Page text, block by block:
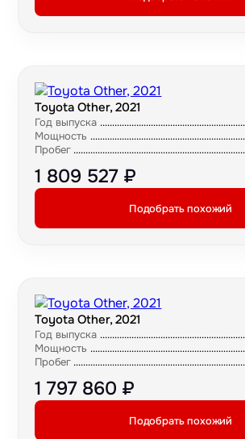
Toyota Other, 2021
Год выпуска
Мощность
Пробег
1 809 527 ₽
Подобрать похожий
Toyota Other, 2021
Год выпуска
Мощность
Пробег
1 797 860 ₽
Подобрать похожий